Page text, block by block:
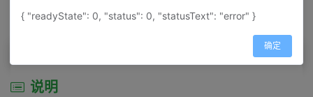
属性： 地图属性： 地图类型-旅游资源分布图
说明
{ "readyState": 0, "status": 0, "statusText": "error" }
确定